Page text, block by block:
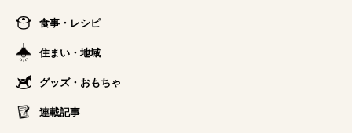
食事・レシピ
住まい・地域
グッズ・おもちゃ
連載記事